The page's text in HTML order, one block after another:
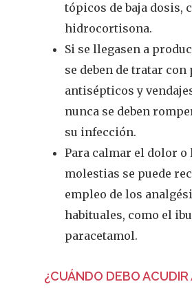
tópicos de baja dosis,
hidrocortisona.
Si se llegasen a
se deben de tratar con
antisépticos y
nunca se deben
su infección.
Para calmar el dolor o
molestias se puede
empleo de los
habituales, como el
paracetamol.
¿CUÁNDO DEBO ACUDIR